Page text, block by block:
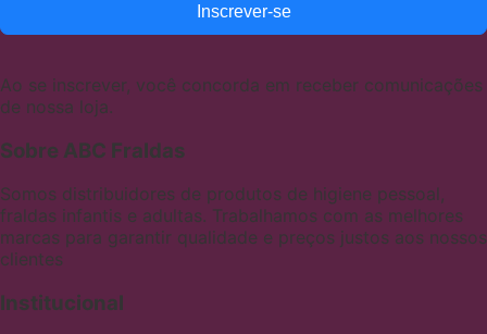
Inscrever-se
Ao se inscrever, você concorda em receber comunicações
de nossa loja.
Sobre ABC Fraldas
Somos distribuidores de produtos de higiene pessoal,
fraldas infantis e adultas. Trabalhamos com as melhores
marcas para garantir qualidade e preços justos aos nossos
clientes
Institucional